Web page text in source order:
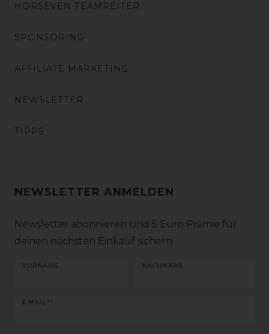
HORSEVEN TEAMREITER
SPONSORING
AFFILIATE MARKETING
NEWSLETTER
TIPPS
NEWSLETTER ANMELDEN
Newsletter abonnieren und 5 Euro Prämie für
deinen nächsten Einkauf sichern
VORNAME NACHNAME
E-MAIL **
Newsletter